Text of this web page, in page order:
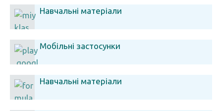
Навчальні матеріали
Мобільні застосунки
Навчальні матеріали